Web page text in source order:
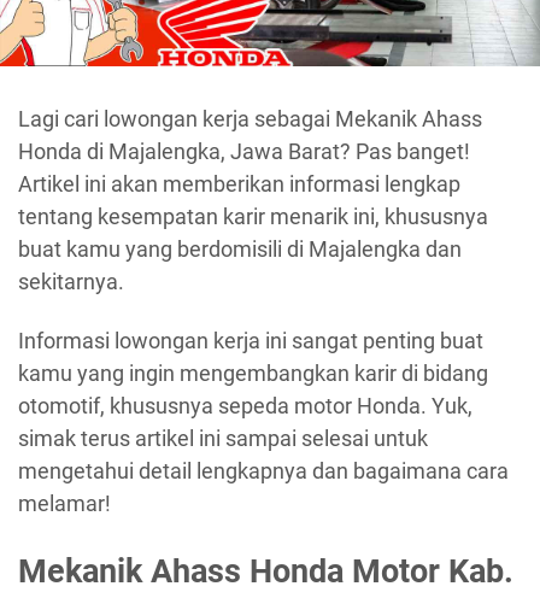
Lagi cari lowongan kerja sebagai Mekanik Ahass
Honda di Majalengka, Jawa Barat? Pas banget!
Artikel ini akan memberikan informasi lengkap
tentang kesempatan karir menarik ini, khususnya
buat kamu yang berdomisili di Majalengka dan
sekitarnya.
Informasi lowongan kerja ini sangat penting buat
kamu yang ingin mengembangkan karir di bidang
otomotif, khususnya sepeda motor Honda. Yuk,
simak terus artikel ini sampai selesai untuk
mengetahui detail lengkapnya dan bagaimana cara
melamar!
Mekanik Ahass Honda Motor Kab.